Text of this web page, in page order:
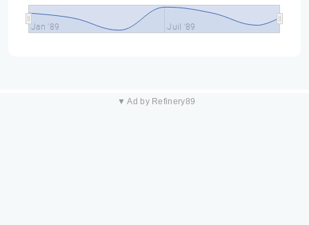
Jan '89 Juil '89
▼ Ad by Refinery89